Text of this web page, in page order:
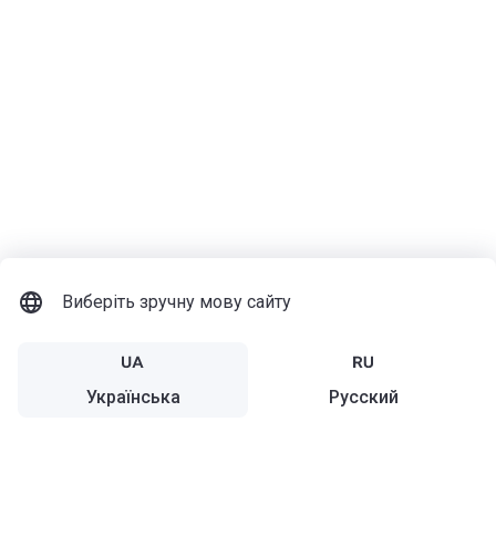
Виберіть зручну мову сайту
Українська Русский